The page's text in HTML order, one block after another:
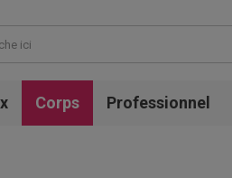
Corps Professionnel